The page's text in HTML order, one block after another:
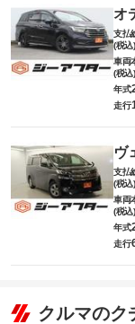
オ
支払
(税込
車両
(税込)
年式
走行
ヴ
支払
(税込
車両
(税込)
年式
走行
クルマのク